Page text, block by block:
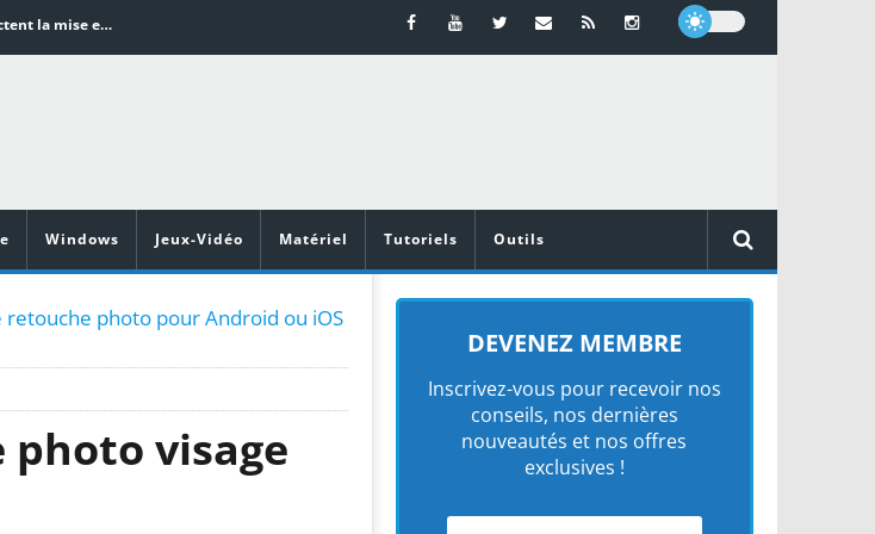
Word en PDF : les outils qui respectent la mise en page
Vidéoprojecteurs Asus : Top 6 des meilleurs modèles de la marque
Windows Jeux-Vidéo Matériel Tutoriels Outils
photo pour Android ou iOS
visage
DEVENEZ MEMBRE
Inscrivez-vous pour recevoir nos
conseils, nos dernières
nouveautés et nos offres
exclusives !